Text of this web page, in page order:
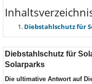
Diebstahlschutz für
Diebstahlschutz für
Solarparks
Die ultimative Antwort auf